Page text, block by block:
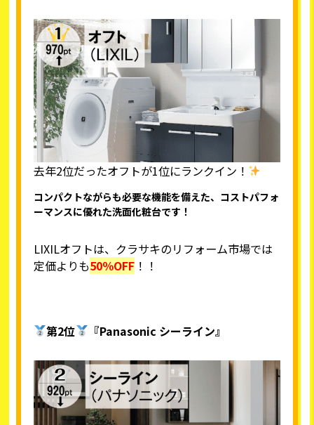
去年2位だったオフトが1位にランクイン！
コンパクトながらも必要な機能を備えた、コストパフォ
ーマンスに優れた洗面化粧台です！
LIXILオフトは、クラサキのリフォーム市場では
定価よりも50％OFF ！！
第2位 『Panasonic シーライン』